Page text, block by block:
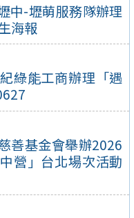
中-壢萌服務隊辦理
海報
綠能工商辦理「遇
善基金會舉辦2026
營」台北場次活動